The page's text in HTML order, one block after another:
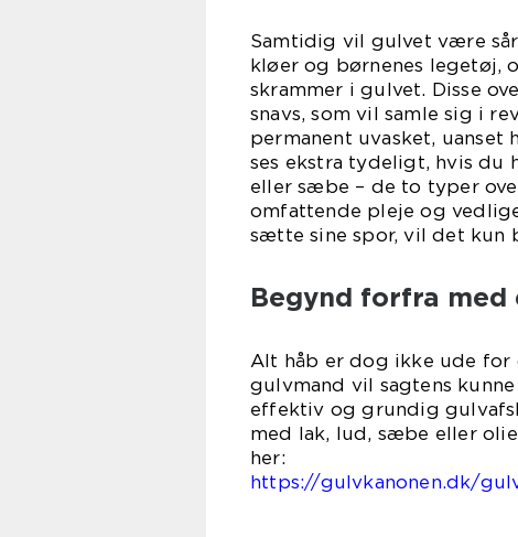
Samtidig vil gulvet være
kløer og børnenes legetøj,
skrammer i gulvet. Disse
snavs, som vil samle sig i
permanent uvasket,
ses ekstra tydeligt, hvis du
eller sæbe – de to typer
omfattende pleje og
sætte sine spor, vil det kun
Begynd forfra
Alt håb er dog ikke ude
gulvmand vil sagtens
effektiv og grundig
med lak, lud, sæbe eller
https://gulvkanonen.dk/